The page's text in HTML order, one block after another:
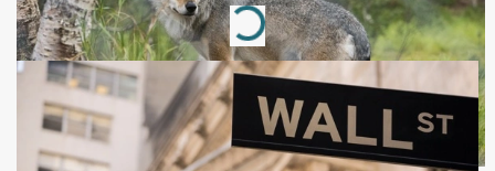
Loading...